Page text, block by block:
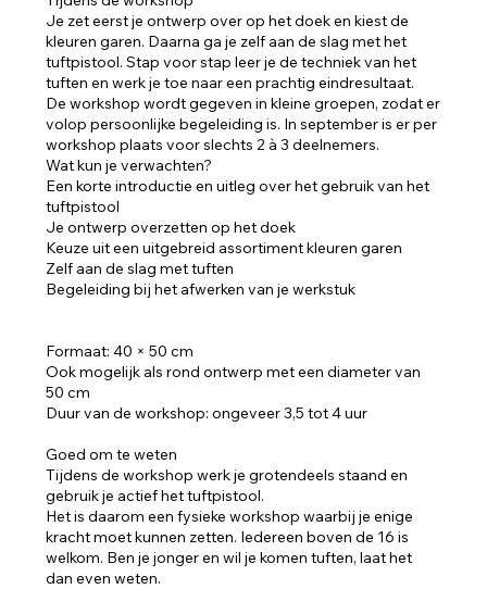
Je zet eerst je ontwerp over op het doek en kiest de
kleuren garen. Daarna ga je zelf aan de slag met het
tuftpistool. Stap voor stap leer je de techniek van het
tuften en werk je toe naar een prachtig eindresultaat.
De workshop wordt gegeven in kleine groepen, zodat er
volop persoonlijke begeleiding is. In september is er per
workshop plaats voor slechts 2 à 3 deelnemers.
Wat kun je verwachten?
Een korte introductie en uitleg over het gebruik van het
tuftpistool
Je ontwerp overzetten op het doek
Keuze uit een uitgebreid assortiment kleuren garen
Zelf aan de slag met tuften
Begeleiding bij het afwerken van je werkstuk
Formaat: 40 × 50 cm
Ook mogelijk als rond ontwerp met een diameter van
50 cm
Duur van de workshop: ongeveer 3,5 tot 4 uur
Goed om te weten
Tijdens de workshop werk je grotendeels staand en
gebruik je actief het tuftpistool.
Het is daarom een fysieke workshop waarbij je enige
kracht moet kunnen zetten. Iedereen boven de 16 is
welkom. Ben je jonger en wil je komen tuften, laat het
dan even weten.